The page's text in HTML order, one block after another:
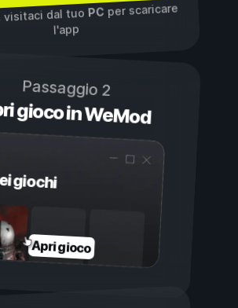
visitaci dal tuoPC per scaricare
l'app
Passaggio 2
gioco in WeMod
giochi
Apri gioco